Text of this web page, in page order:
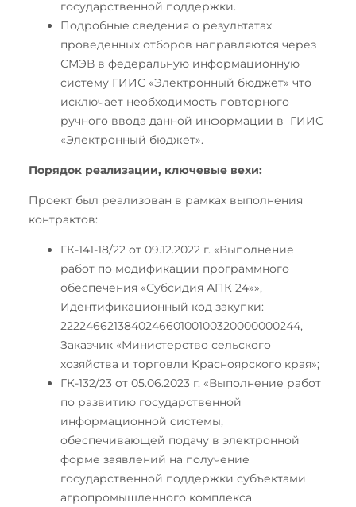
государственной поддержки.
Подробные сведения о результатах
проведенных отборов направляются через
СМЭВ в федеральную информационную
систему ГИИС «Электронный бюджет» что
исключает необходимость повторного
ручного ввода данной информации в ГИИС
«Электронный бюджет».
Порядок реализации, ключевые вехи:
Проект был реализован в рамках выполнения
контрактов:
ГК-141-18/22 от 09.12.2022 г. «Выполнение
работ по модификации программного
обеспечения «Субсидия АПК 24»»,
Идентификационный код закупки:
222246621384024660100100320000000244,
Заказчик «Министерство сельского
хозяйства и торговли Красноярского края»;
ГК-132/23 от 05.06.2023 г. «Выполнение работ
по развитию государственной
информационной системы,
обеспечивающей подачу в электронной
форме заявлений на получение
государственной поддержки субъектами
агропромышленного комплекса